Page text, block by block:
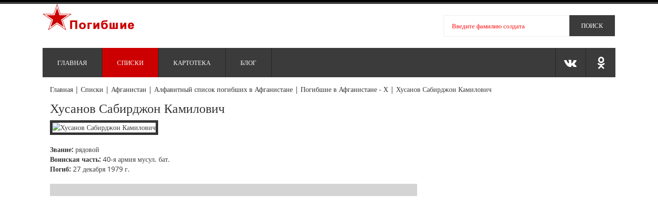
ГЛАВНАЯ СПИСКИ КАРТОТЕКА БЛОГ
Главная | Списки | Афганистан | Алфавитный список погибших в Афганистане | Погибшие в Афганистане - Х | Хусанов Сабирджон Камилович
Хусанов Сабирджон Камилович
Звание: рядовой
Воинская часть: 40-я армия мусул. бат.
Погиб: 27 декабря 1979 г.